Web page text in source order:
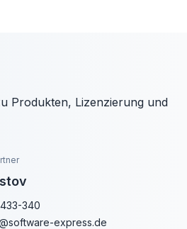
Produkten, Lizenzierung und
340
express.de